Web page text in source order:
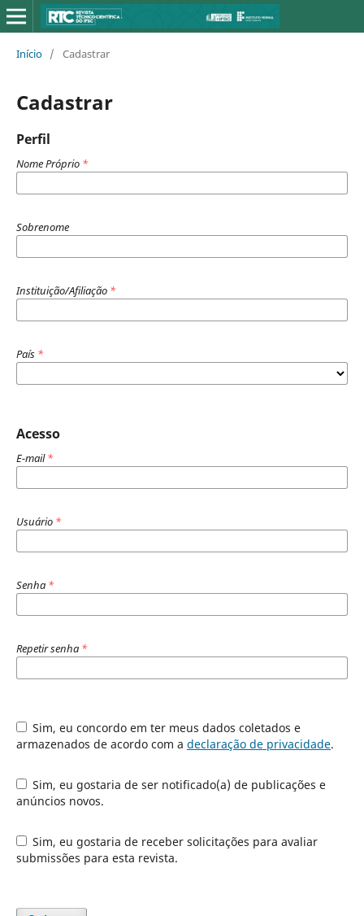
Início / Cadastrar
Cadastrar
Perfil
Nome Próprio *
Sobrenome
Instituição/Afiliação *
País *
Acesso
E-mail*
Usuário *
Senha *
Repetir senha *
Sim, eu concordo em ter meus dados coletados e
armazenados de acordo com a declaração de privacidade.
Sim, eu gostaria de ser notificado(a) de publicações e
anúncios novos.
Sim, eu gostaria de receber solicitações para avaliar
submissões para esta revista.